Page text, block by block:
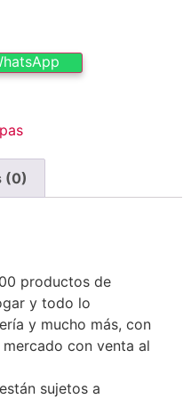
(0)
productos de
y todo lo
y mucho más, con
con venta al
sujetos a